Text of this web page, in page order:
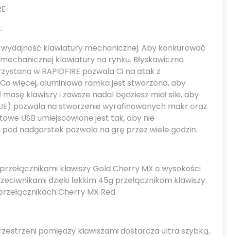
wydajność klawiatury mechanicznej. Aby konkurować
klawiatury na rynku. Błyskawiczna
w RAPIDFIRE pozwala Ci na atak z
więcej, aluminiowa ramka jest stworzona, aby
klawiszy i zawsze nadal będziesz miał sile, aby
pozwala na stworzenie wyrafinowanych makr oraz
USB umiejscowione jest tak, aby nie
pod nadgarstek pozwala na grę przez wiele godzin.
klawiszy Gold Cherry MX o wysokości
dzięki lekkim 45g przełącznikom klawiszy
Cherry MX Red.
pomiędzy klawiszami dostarcza ultra szybką,